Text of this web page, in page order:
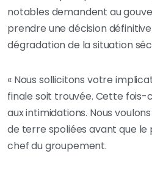
notables demandent au
prendre une décision
dégradation de la situation
« Nous sollicitons votre
finale soit trouvée. Cette fois-
aux intimidations. Nous
de terre spoliées avant que le
chef du groupement.